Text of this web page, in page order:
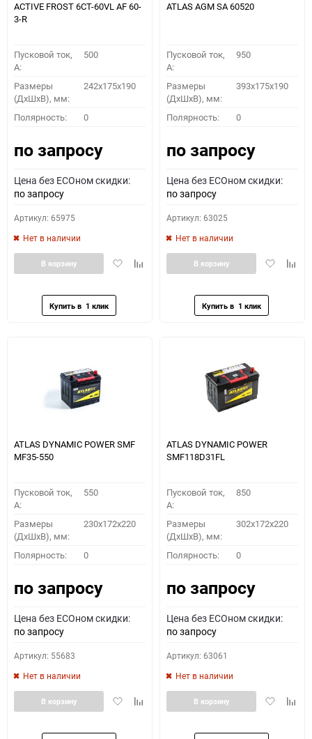
ПОДОБРАТЬ
Как определить полярность?
0 - обратная 1 - прямая 3 - обратная 4 - прямая
ACTIVE FROST 6СТ-60VL АF 60-
3-R
Пусковой ток,
A:
500
Размеры
(ДхШхВ), мм:
242x175x190
Полярность: 0
по запросу
Цена без ECOном скидки:
по запросу
Артикул: 65975
Нет в наличии
ДобавитьДобавить
В корзину
ATLAS AGM SA 60520
Пусковой ток,
A:
950
Размеры
(ДхШхВ), мм:
393x175x190
Полярность: 0
по запросу
Цена без ECOном скидки:
по запросу
Артикул: 63025
Нет в наличии
Добавить
В корзину
ATLAS DYNAMIC POWER SMF
MF35-550
Пусковой ток,
A:
550
Размеры
(ДхШхВ), мм:
230x172x220
Полярность: 0
по запросу
Цена без ECOном скидки:
по запросу
Артикул: 55683
Нет в наличии
ДобавитьДобавить
В корзину
ATLAS DYNAMIC POWER
SMF118D31FL
Пусковой ток,
A:
850
Размеры
(ДхШхВ), мм:
302x172x220
Полярность: 0
по запросу
Цена без ECOном скидки:
по запросу
Артикул: 63061
Нет в наличии
Добавить
В корзину